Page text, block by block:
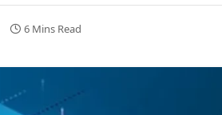
6 Mins Read